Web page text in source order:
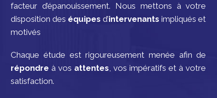
facteur d’épanouissement. Nous mettons à votre
disposition des équipes d’intervenants impliqués et
motivés
Chaque étude est rigoureusement menée afin de
répondre à vos attentes , vos impératifs et à votre
satisfaction.